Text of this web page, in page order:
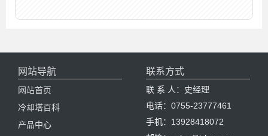
网站导航
网站首页
冷却塔百科
产品中心
联系方式
联 系 人：史经理
电话：0755-23777461
手机：13928418072